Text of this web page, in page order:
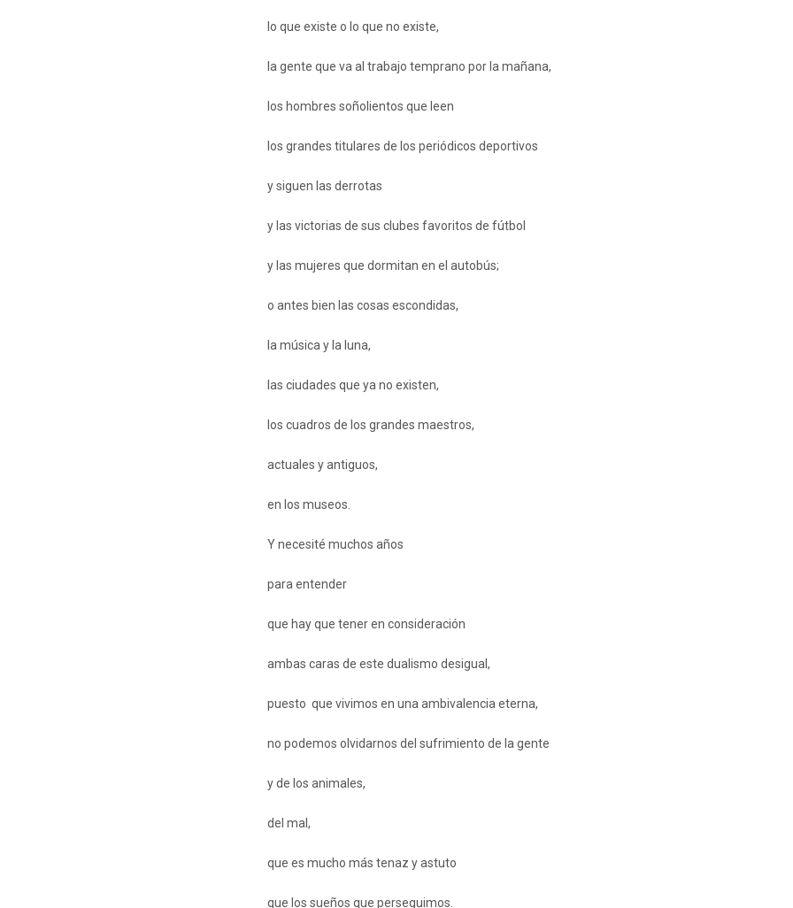
lo que existe o lo que no existe,
la gente que va al trabajo temprano por la mañana,
los hombres soñolientos que leen
los grandes titulares de los periódicos deportivos
y siguen las derrotas
y las victorias de sus clubes favoritos de fútbol
y las mujeres que dormitan en el autobús;
o antes bien las cosas escondidas,
la música y la luna,
las ciudades que ya no existen,
los cuadros de los grandes maestros,
actuales y antiguos,
en los museos.
Y necesité muchos años
para entender
que hay que tener en consideración
ambas caras de este dualismo desigual,
puesto que vivimos en una ambivalencia eterna,
no podemos olvidarnos del sufrimiento de la gente
y de los animales,
del mal,
que es mucho más tenaz y astuto
que los sueños que perseguimos.